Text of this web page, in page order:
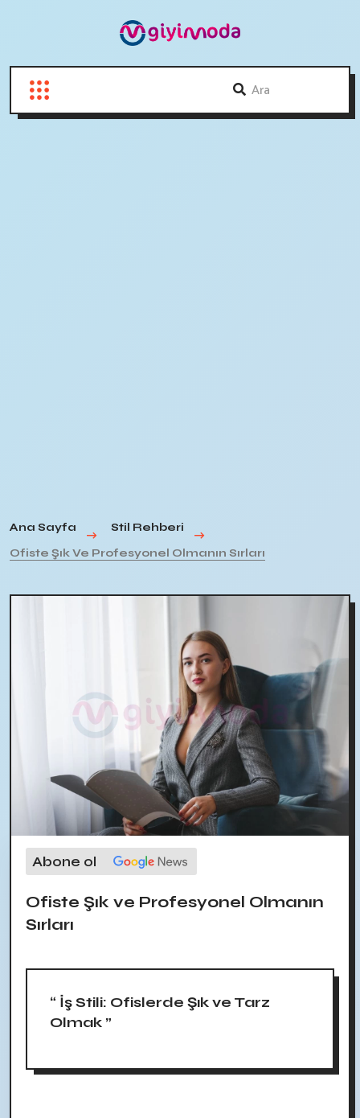
Ana Sayfa
Stil Rehberi
Ofiste Şık Ve Profesyonel Olmanın Sırları
Abone ol
Ofiste Şık ve Profesyonel Olmanın
Sırları
“ İş Stili: Ofislerde Şık ve Tarz
Olmak ”